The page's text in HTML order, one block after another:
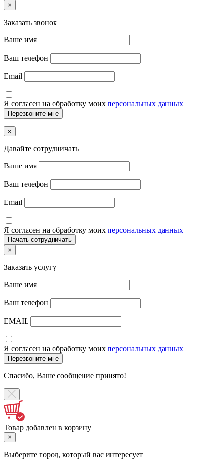
×
Заказать звонок
Ваше имя
Ваш телефон
Email
Я согласен на обработку моих персональных данных
×
Давайте сотрудничать
Ваше имя
Ваш телефон
Email
Я согласен на обработку моих персональных данных
×
Заказать услугу
Ваше имя
Ваш телефон
EMAIL
Я согласен на обработку моих персональных данных
Спасибо, Ваше сообщение принято!
Товар добавлен в корзину
×
Выберите город, который вас интересует